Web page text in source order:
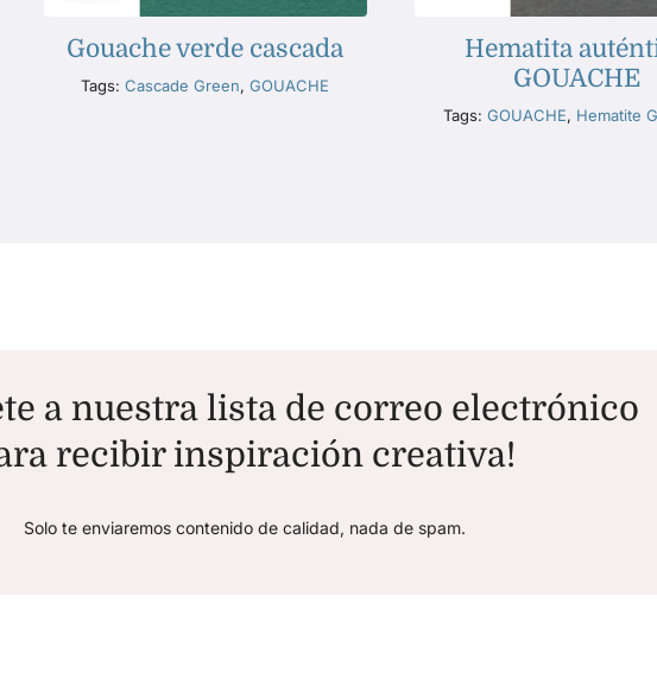
Gouache verde cascada
Tags:Cascade Green,GOUACHE
Hematita
GOUACHE
Tags:GOUACHE, Hematite
a nuestra lista de correo electrónico
recibir inspiración creativa!
Solo te enviaremos contenido de calidad, nada de spam.